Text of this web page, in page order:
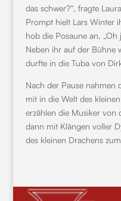
das schwer?“, fragte
Prompt hielt Lars Winter
hob die Posaune an. „Oh
Neben ihr auf der Bühne
durfte in die Tuba von
Nach der Pause nahmen
mit in die Welt des
erzählen die Musiker von
dann mit Klängen voller
des kleinen Drachens